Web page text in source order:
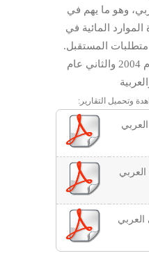
وهو ما يهم في
المائية في
المستقبل.
وقد صدر التقرير الأول عام 2004 والثاني عام
وتحميل التقارير: